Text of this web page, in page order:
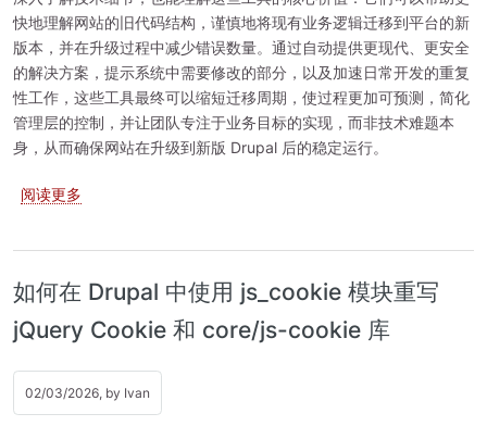
快地理解网站的旧代码结构，谨慎地将现有业务逻辑迁移到平台的新
版本，并在升级过程中减少错误数量。通过自动提供更现代、更安全
的解决方案，提示系统中需要修改的部分，以及加速日常开发的重复
性工作，这些工具最终可以缩短迁移周期，使过程更加可预测，简化
管理层的控制，并让团队专注于业务目标的实现，而非技术难题本
身，从而确保网站在升级到新版 Drupal 后的稳定运行。
阅读更多
如何在 Drupal 中使用 js_cookie 模块重写
jQuery Cookie 和 core/js-cookie 库
02/03/2026, by Ivan